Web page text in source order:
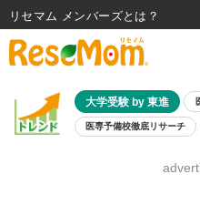
大学受験 by 東進
医専予備校徹底リサーチ
8月開催学校
リセマム メンバーズ